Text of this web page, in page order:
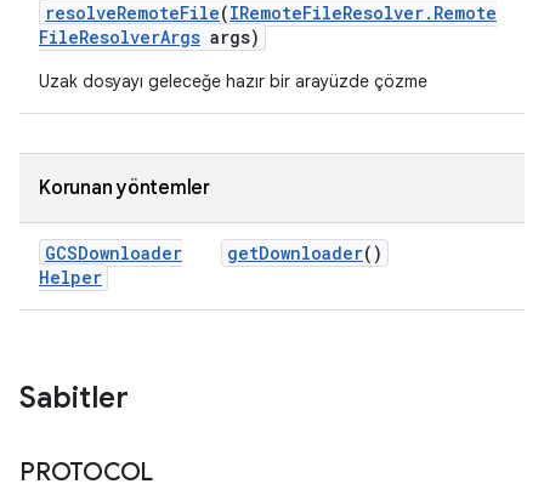
resolveRemoteFile(IRemoteFileResolver. Remote
FileResolverArgs args)
Uzak dosyayı geleceğe hazır bir arayüzde çözme
Korunan yöntemler
GCSDownloader
Helper
getDownloader()
Sabitler
PROTOCOL